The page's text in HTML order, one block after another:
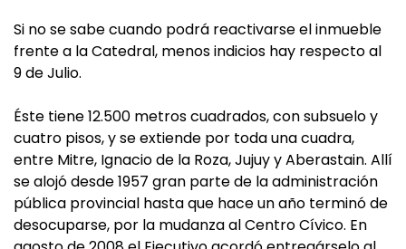
Si no se sabe cuando podrá reactivarse el inmueble
frente a la Catedral, menos indicios hay respecto al
9 de Julio.
Éste tiene 12.500 metros cuadrados, con subsuelo y
cuatro pisos, y se extiende por toda una cuadra,
entre Mitre, Ignacio de la Roza, Jujuy y Aberastain. Allí
se alojó desde 1957 gran parte de la administración
pública provincial hasta que hace un año terminó de
desocuparse, por la mudanza al Centro Cívico. En